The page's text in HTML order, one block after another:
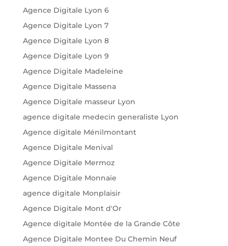
Agence Digitale Lyon 6
Agence Digitale Lyon 7
Agence Digitale Lyon 8
Agence Digitale Lyon 9
Agence Digitale Madeleine
Agence Digitale Massena
Agence Digitale masseur Lyon
agence digitale medecin generaliste Lyon
Agence digitale Ménilmontant
Agence Digitale Menival
Agence Digitale Mermoz
Agence Digitale Monnaie
agence digitale Monplaisir
Agence Digitale Mont d'Or
Agence digitale Montée de la Grande Côte
Agence Digitale Montee Du Chemin Neuf